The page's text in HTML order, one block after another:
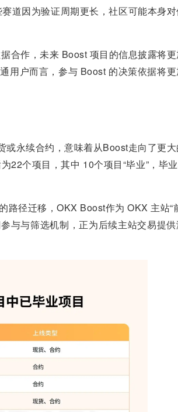
道因为验证周期更长，社区可能本身
合作，未来 Boost 项目的信息披露将
用户而言，参与 Boost 的决策依据将
或永续合约，意味着从Boost走向了更
22个项目，其中 10个项目“毕业”，毕
径迁移，OKX Boost作为 OKX 主站“
与与筛选机制，正为后续主站交易提